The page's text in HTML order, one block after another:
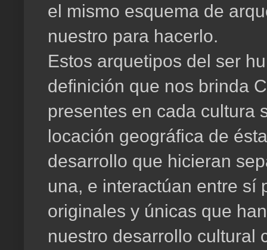
el mismo esquema de
nuestro para hacerlo.
Estos arquetipos del ser
definición que nos brinda
presentes en cada cultura
locación geográfica de
desarrollo que hicieran
una, e interactúan entre sí
originales y únicas que
nuestro desarrollo cultural